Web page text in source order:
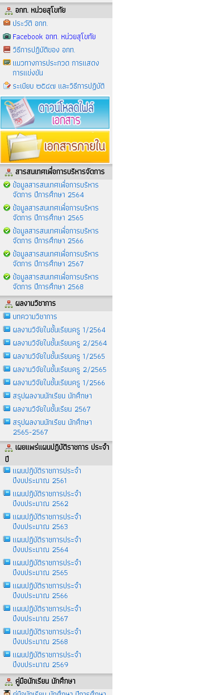
อกท. หน่วยสุโขทัย
ประวัติ อกท.
Facebook อกท. หน่วยสุโขทัย
วิธีการปฏิบัติของ อกท.
แนวทางการประกวด การแสดง
การแข่งขัน
ระเบียบ ๒๕๔๗ และวิธีการปฏิบัติ
สารสนเทศเพื่อการบริหารจัดการ
ข้อมูลสารสนเทศเพื่อการบริหาร
จัดการ ปีการศึกษา 2564
ข้อมูลสารสนเทศเพื่อการบริหาร
จัดการ ปีการศึกษา 2565
ข้อมูลสารสนเทศเพื่อการบริหาร
จัดการ ปีการศึกษา 2566
ข้อมูลสารสนเทศเพื่อการบริหาร
จัดการ ปีการศึกษา 2567
ข้อมูลสารสนเทศเพื่อการบริหาร
จัดการ ปีการศึกษา 2568
ผลงานวิชาการ
บทความวิชาการ
ผลงานวิจัยในชั้นเรียนครู 1/2564
ผลงานวิจัยในชั้นเรียนครู 2/2564
ผลงานวิจัยในชั้นเรียนครู 1/2565
ผลงานวิจัยในชั้นเรียนครู 2/2565
ผลงานวิจัยในชั้นเรียนครู 1/2566
สรุปผลงานนักเรียน นักศึกษา
ผลงานวิจัยในชั้นเรียน 2567
สรุปผลงานนักเรียน นักศึกษา
2565-2567
เผยแพร่แผนปฏิบัติราชการ ประจำ
ปี
แผนปฎิบัติราชการประจำ
ปีงบประมาณ 2561
แผนปฎิบัติราชการประจำ
ปีงบประมาณ 2562
แผนปฎิบัติราชการประจำ
ปีงบประมาณ 2563
แผนปฏิบัติราชการประจำ
ปีงบประมาณ 2564
แผนปฏิบัติราชการประจำ
ปีงบประมาณ 2565
แผนปฏิบัติราชการประจำ
ปีงบประมาณ 2566
แผนปฏิบัติราชการประจำ
ปีงบประมาณ 2567
แผนปฏิบัติราชการประจำ
ปีงบประมาณ 2568
แผนปฏิบัติราชการประจำ
ปีงบประมาณ 2569
คู่มือนักเรียน นักศึกษา